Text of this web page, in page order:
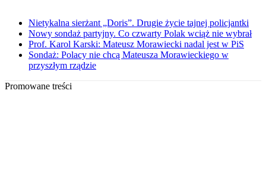
Nietykalna sierżant „Doris”. Drugie życie tajnej policjantki
Nowy sondaż partyjny. Co czwarty Polak wciąż nie wybrał
Prof. Karol Karski: Mateusz Morawiecki nadal jest w PiS
Sondaż: Polacy nie chcą Mateusza Morawieckiego w
przyszłym rządzie
Promowane treści